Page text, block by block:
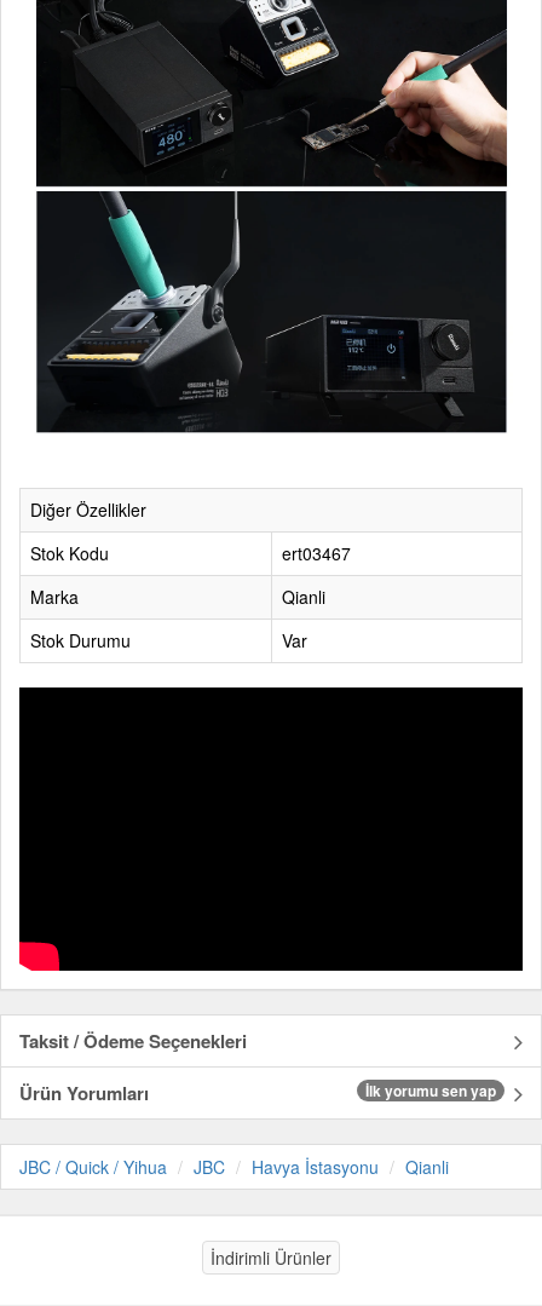
Diğer Özellikler
Stok Kodu
ert03467
Marka
Qianli
Stok Durumu
Var
Taksit / Ödeme Seçenekleri
Ürün Yorumları
İlk yorumu sen yap
JBC / Quick / Yihua JBC Havya İstasyonu Qianli
İndirimli Ürünler